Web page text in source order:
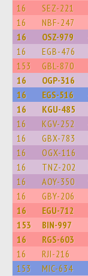
16 SEZ-221
16 NBF-247
16 OSZ-979
16 EGB-476
153 GBL-870
16 OGP-316
16 EGS-516
16 KGU-485
16 KGV-252
16 GBX-783
16 OGX-116
16 TNZ-202
16 AOY-350
16 GBY-206
16 EGU-712
153 BIN-997
16 RGS-603
16 RJI-216
153 MIC-634